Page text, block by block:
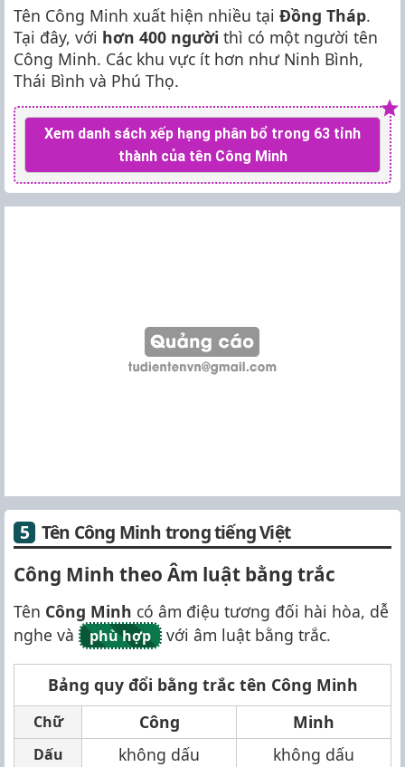
Tên Công Minh xuất hiện nhiều tại Ðồng Tháp.
Tại đây, với hơn 400 người thì có một người tên
Công Minh. Các khu vực ít hơn như Ninh Bình,
Thái Bình và Phú Thọ.
Xem danh sách xếp hạng phân bổ trong 63 tỉnh
thành của tên Công Minh
Tên Công Minh trong tiếng Việt
Công Minh theo Âm luật bằng trắc
Tên Công Minh có âm điệu tương đối hài hòa, dễ
nghe và
phù hợp với âm luật bằng trắc.
Bảng quy đổi bằng trắc tên Công Minh
Chữ Công Minh
Dấu không dấu không dấu